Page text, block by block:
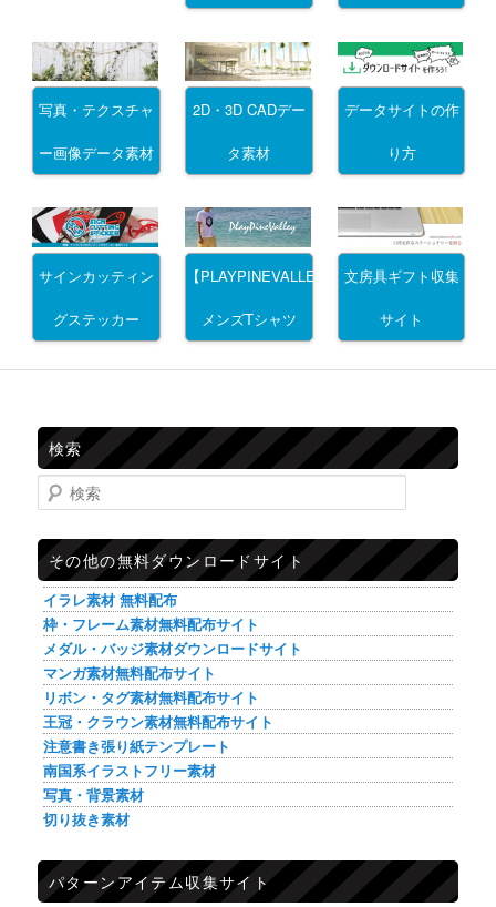
写真・テクスチャ
ー画像データ素材
2D・3D CADデー
タ素材
データサイトの作
り方
サインカッティン
グステッカー
【PLAYPINEVALLEY】
メンズTシャツ
文房具ギフト収集
サイト
検索
検索
その他の無料ダウンロードサイト
イラレ素材 無料配布
枠・フレーム素材無料配布サイト
メダル・バッジ素材ダウンロードサイト
マンガ素材無料配布サイト
リボン・タグ素材無料配布サイト
王冠・クラウン素材無料配布サイト
注意書き張り紙テンプレート
南国系イラストフリー素材
写真・背景素材
切り抜き素材
パターンアイテム収集サイト